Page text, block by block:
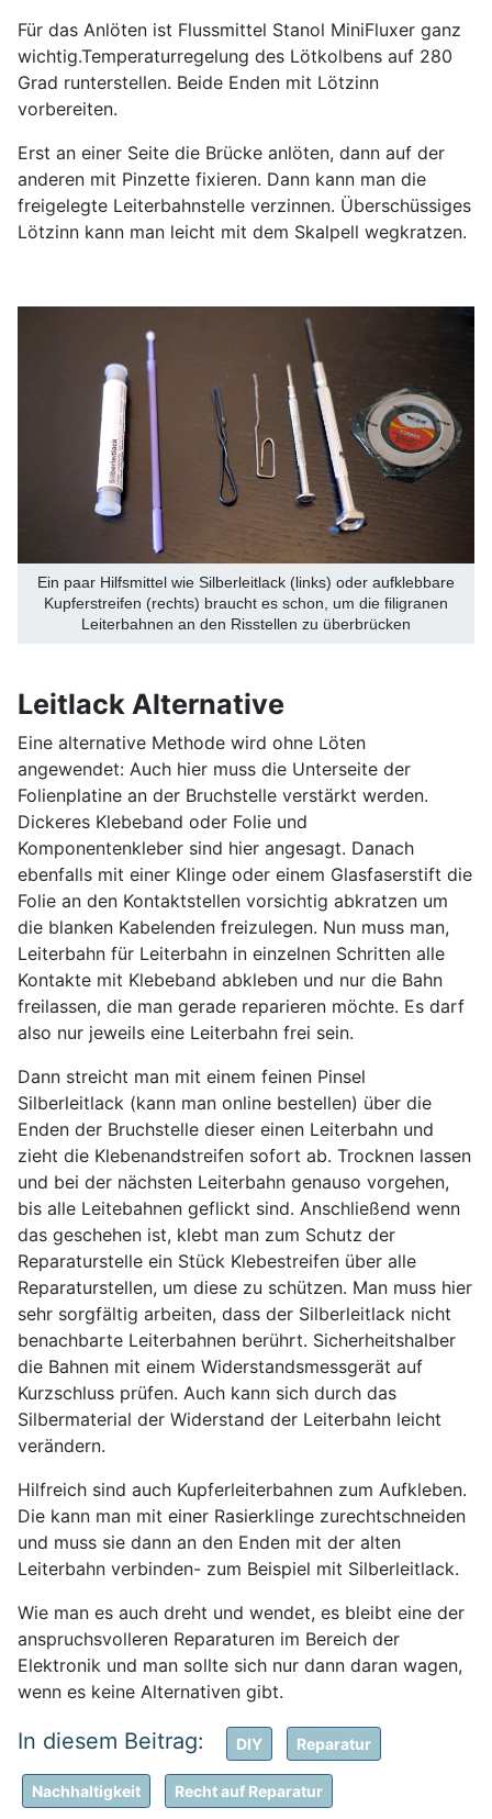
Für das Anlöten ist Flussmittel Stanol MiniFluxer ganz
wichtig.Temperaturregelung des Lötkolbens auf 280
Grad runterstellen. Beide Enden mit Lötzinn
vorbereiten.
Erst an einer Seite die Brücke anlöten, dann auf der
anderen mit Pinzette fixieren. Dann kann man die
freigelegte Leiterbahnstelle verzinnen. Überschüssiges
Lötzinn kann man leicht mit dem Skalpell wegkratzen.
Ein paar Hilfsmittel wie Silberleitlack (links) oder aufklebbare
Kupferstreifen (rechts) braucht es schon, um die filigranen
Leiterbahnen an den Risstellen zu überbrücken
Leitlack Alternative
Eine alternative Methode wird ohne Löten
angewendet: Auch hier muss die Unterseite der
Folienplatine an der Bruchstelle verstärkt werden.
Dickeres Klebeband oder Folie und
Komponentenkleber sind hier angesagt. Danach
ebenfalls mit einer Klinge oder einem Glasfaserstift die
Folie an den Kontaktstellen vorsichtig abkratzen um
die blanken Kabelenden freizulegen. Nun muss man,
Leiterbahn für Leiterbahn in einzelnen Schritten alle
Kontakte mit Klebeband abkleben und nur die Bahn
freilassen, die man gerade reparieren möchte. Es darf
also nur jeweils eine Leiterbahn frei sein.
Dann streicht man mit einem feinen Pinsel
Silberleitlack (kann man online bestellen) über die
Enden der Bruchstelle dieser einen Leiterbahn und
zieht die Klebenandstreifen sofort ab. Trocknen lassen
und bei der nächsten Leiterbahn genauso vorgehen,
bis alle Leitebahnen geflickt sind. Anschließend wenn
das geschehen ist, klebt man zum Schutz der
Reparaturstelle ein Stück Klebestreifen über alle
Reparaturstellen, um diese zu schützen. Man muss hier
sehr sorgfältig arbeiten, dass der Silberleitlack nicht
benachbarte Leiterbahnen berührt. Sicherheitshalber
die Bahnen mit einem Widerstandsmessgerät auf
Kurzschluss prüfen. Auch kann sich durch das
Silbermaterial der Widerstand der Leiterbahn leicht
verändern.
Hilfreich sind auch Kupferleiterbahnen zum Aufkleben.
Die kann man mit einer Rasierklinge zurechtschneiden
und muss sie dann an den Enden mit der alten
Leiterbahn verbinden- zum Beispiel mit Silberleitlack.
Wie man es auch dreht und wendet, es bleibt eine der
anspruchsvolleren Reparaturen im Bereich der
Elektronik und man sollte sich nur dann daran wagen,
wenn es keine Alternativen gibt.
DIY Reparatur
Nachhaltigkeit Recht auf Reparatur